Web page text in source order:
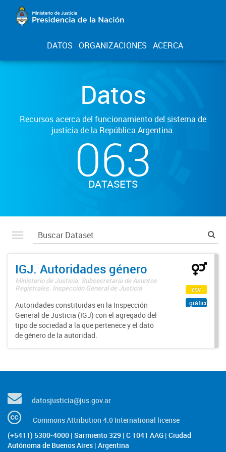
DATOS ORGANIZACIONES ACERCA
Datos
Recursos acerca del funcionamiento del sistema de
justicia de la República Argentina.
063
DATASETS
IGJ. Autoridades género
Ministerio de Justicia. Subsecretaría de Asuntos
Registrales. Inspección General de Justicia
Autoridades constituidas en la Inspección
General de Justicia (IGJ) con el agregado del
tipo de sociedad a la que pertenece y el dato
de género de la autoridad.
csv
gráfico
datosjusticia@jus.gov.ar
Commons Attribution 4.0 International license
(+5411) 5300-4000 | Sarmiento 329 | C 1041 AAG | Ciudad
Autónoma de Buenos Aires | Argentina